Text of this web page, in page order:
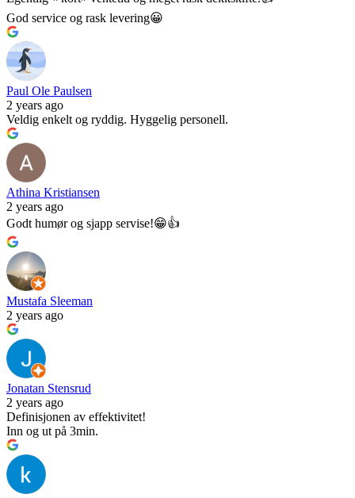
God service og rask levering😀
Paul Ole Paulsen
2 years ago
Veldig enkelt og ryddig. Hyggelig personell.
Athina Kristiansen
2 years ago
Godt humør og sjapp servise!😁👍
Mustafa Sleeman
2 years ago
Jonatan Stensrud
2 years ago
Definisjonen av effektivitet!
Inn og ut på 3min.